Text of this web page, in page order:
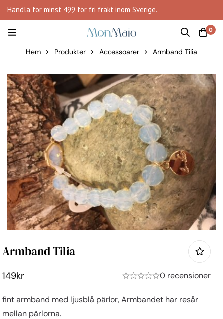
Handla för minst 499 för fri frakt inom Sverige.
0
Hem Produkter Accessoarer Armband Tilia
Armband Tilia
149kr 0 recensioner
fint armband med ljusblå pärlor, Armbandet har resår
mellan pärlorna.